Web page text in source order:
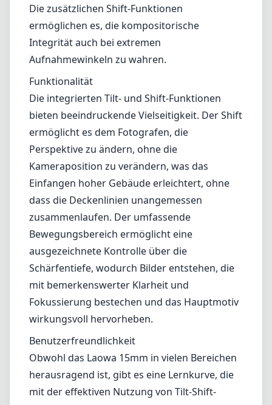
Die zusätzlichen Shift-Funktionen
ermöglichen es, die kompositorische
Integrität auch bei extremen
Aufnahmewinkeln zu wahren.
Funktionalität
Die integrierten Tilt- und Shift-Funktionen
bieten beeindruckende Vielseitigkeit. Der Shift
ermöglicht es dem Fotografen, die
Perspektive zu ändern, ohne die
Kameraposition zu verändern, was das
Einfangen hoher Gebäude erleichtert, ohne
dass die Deckenlinien unangemessen
zusammenlaufen. Der umfassende
Bewegungsbereich ermöglicht eine
ausgezeichnete Kontrolle über die
Schärfentiefe, wodurch Bilder entstehen, die
mit bemerkenswerter Klarheit und
Fokussierung bestechen und das Hauptmotiv
wirkungsvoll hervorheben.
Benutzerfreundlichkeit
Obwohl das Laowa 15mm in vielen Bereichen
herausragend ist, gibt es eine Lernkurve, die
mit der effektiven Nutzung von Tilt-Shift-